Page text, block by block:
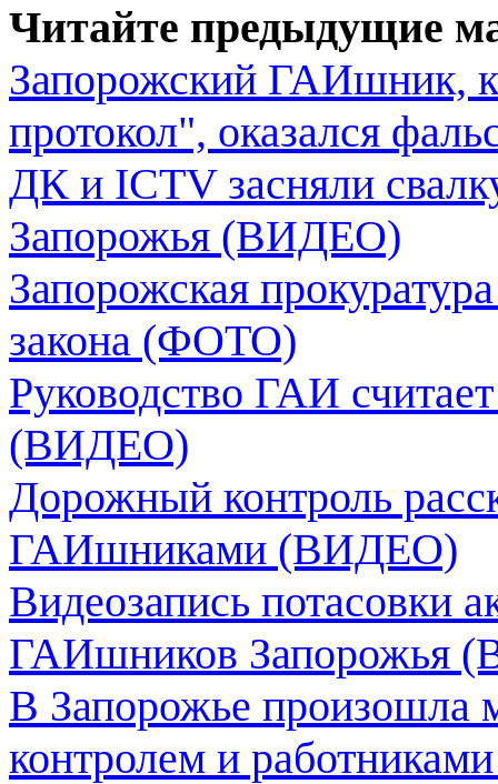
Читайте предыдущие
Запорожский ГАИшник,
протокол", оказался
ДК и ICTV засняли
Запорожья (ВИДЕО)
Запорожская
закона (ФОТО)
Руководство ГАИ
(ВИДЕО)
Дорожный контроль
ГАИшниками (ВИДЕО)
Видеозапись потасовки
ГАИшников Запорожья
В Запорожье произошла
контролем и